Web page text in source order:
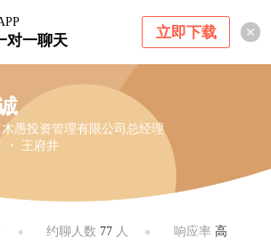
对一聊天 立即下载
愚投资管理有限公司总经理
・ 王府井
约聊人数 77人 响应率 高